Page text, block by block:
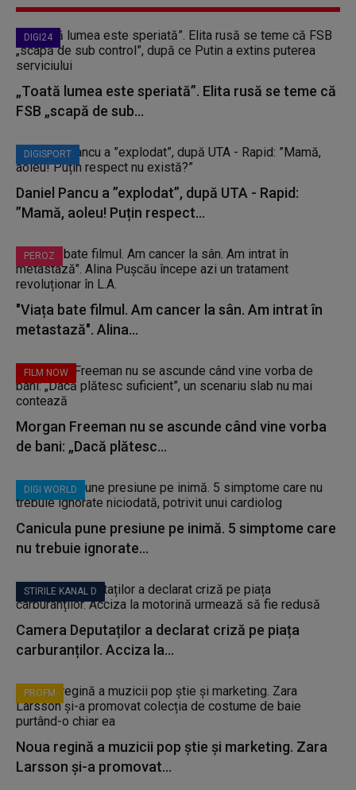
DIGI24
„Toată lumea este speriată”. Elita rusă se teme că
FSB „scapă de sub...
DIGISPORT
Daniel Pancu a ”explodat”, după UTA - Rapid:
”Mamă, aoleu! Puțin respect...
PEROZ
"Viața bate filmul. Am cancer la sân. Am intrat în
metastază". Alina...
FILM NOW
Morgan Freeman nu se ascunde când vine vorba
de bani: „Dacă plătesc...
DIGI WORLD
Canicula pune presiune pe inimă. 5 simptome care
nu trebuie ignorate...
STIRILE KANAL D
Camera Deputaților a declarat criză pe piața
carburanților. Acciza la...
PROFM
Noua regină a muzicii pop știe și marketing. Zara
Larsson și-a promovat...